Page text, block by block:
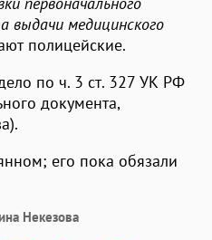
выдачи медицинского
полицейские.
по ч. 3 ст. 327 УК РФ
документа,
его пока обязали
Некезова